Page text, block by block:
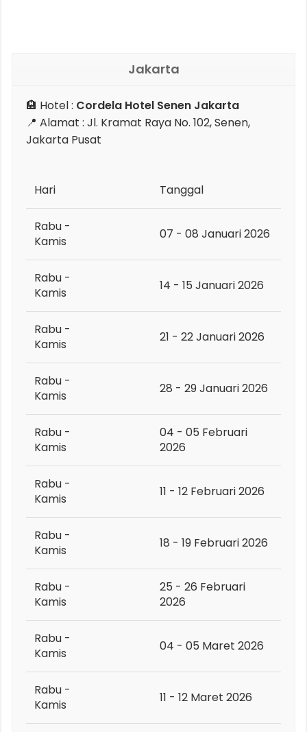
Jakarta
🏨 Hotel : Cordela Hotel Senen Jakarta
📍 Alamat : Jl. Kramat Raya No. 102, Senen,
Jakarta Pusat
Hari Tanggal
Rabu -
Kamis
07 - 08 Januari 2026
Rabu -
Kamis
14 - 15 Januari 2026
Rabu -
Kamis
21 - 22 Januari 2026
Rabu -
Kamis
28 - 29 Januari 2026
Rabu -
Kamis
04 - 05 Februari
2026
Rabu -
Kamis
11 - 12 Februari 2026
Rabu -
Kamis
18 - 19 Februari 2026
Rabu -
Kamis
25 - 26 Februari
2026
Rabu -
Kamis
04 - 05 Maret 2026
Rabu -
Kamis
11 - 12 Maret 2026